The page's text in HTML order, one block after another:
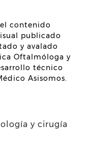
contenido
publicado
y avalado
Oftalmóloga y
técnico
Asisomos.
y cirugía